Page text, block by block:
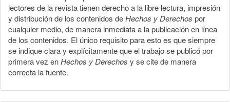
lectores de la revista tienen derecho a la libre lectura, impresión
y distribución de los contenidos deHechos y Derechos por
cualquier medio, de manera inmediata a la publicación en línea
de los contenidos. El único requisito para esto es que siempre
se indique clara y explícitamente que el trabajo se publicó por
primera vez enHechos y Derechos y se cite de manera
correcta la fuente.